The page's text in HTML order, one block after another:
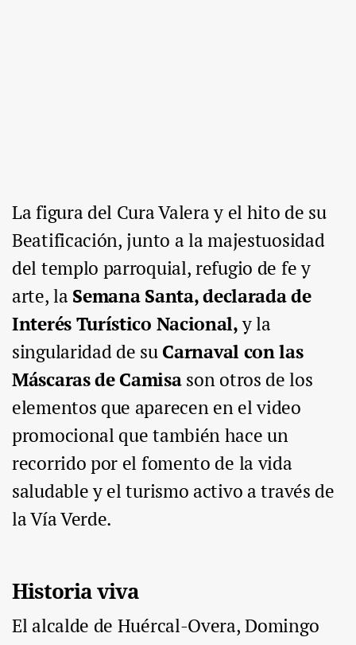
La figura del Cura Valera y el hito de su
Beatificación, junto a la majestuosidad
del templo parroquial, refugio de fe y
arte, la Semana Santa, declarada de
Interés Turístico Nacional,y la
singularidad de suCarnaval con las
Máscaras de Camisason otros de los
elementos que aparecen en el video
promocional que también hace un
recorrido por el fomento de la vida
saludable y el turismo activo a través de
la Vía Verde.
Historia viva
El alcalde de Huércal-Overa, Domingo